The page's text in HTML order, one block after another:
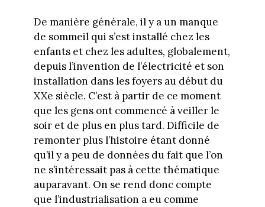
De manière générale, il y a un manque
de sommeil qui s’est installé chez les
enfants et chez les adultes, globalement,
depuis l’invention de l’électricité et son
installation dans les foyers au début du
XXe siècle. C’est à partir de ce moment
que les gens ont commencé à veiller le
soir et de plus en plus tard. Difficile de
remonter plus l’histoire étant donné
qu’il y a peu de données du fait que l’on
ne s’intéressait pas à cette thématique
auparavant. On se rend donc compte
que l’industrialisation a eu comme